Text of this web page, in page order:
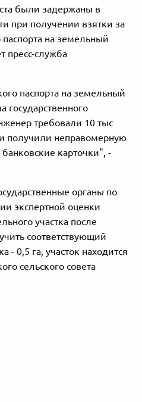
были задержаны в
при получении взятки за
паспорта на земельный
пресс-служба
паспорта на земельный
государственного
требовали 10 тыс
получили неправомерную
карточки", -
органы по
экспертной оценки
участка после
соответствующий
- 0,5 га, участок находится
сельского совета